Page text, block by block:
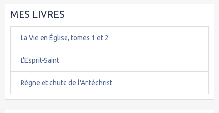
MES LIVRES
La Vie en Église, tomes 1 et 2
L'Esprit-Saint
Règne et chute de l'Antéchrist